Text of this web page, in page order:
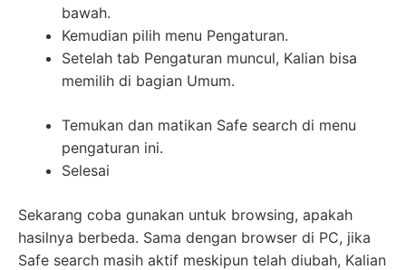
bawah.
Kemudian pilih menu Pengaturan.
Setelah tab Pengaturan muncul, Kalian bisa
memilih di bagian Umum.
Temukan dan matikan Safe search di menu
pengaturan ini.
Selesai
Sekarang coba gunakan untuk browsing, apakah
hasilnya berbeda. Sama dengan browser di PC, jika
Safe search masih aktif meskipun telah diubah, Kalian